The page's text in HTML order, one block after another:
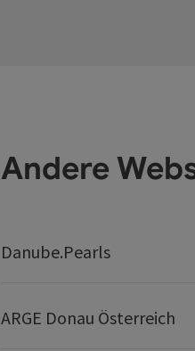
Andere
Danube.Pearls
ARGE Donau Österreich